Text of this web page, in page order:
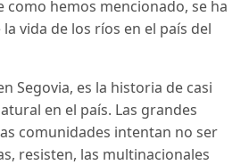
como hemos mencionado, se ha
vida de los ríos en el país del
Segovia, es la historia de casi
en el país. Las grandes
comunidades intentan no ser
resisten, las multinacionales